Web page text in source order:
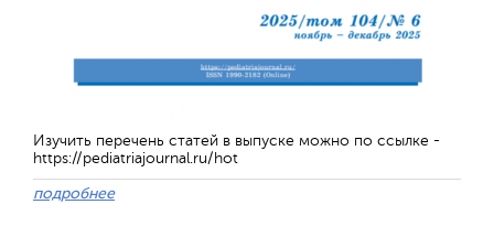
Изучить перечень статей в выпуске можно по ссылке -
https://pediatriajournal.ru/hot
подробнее